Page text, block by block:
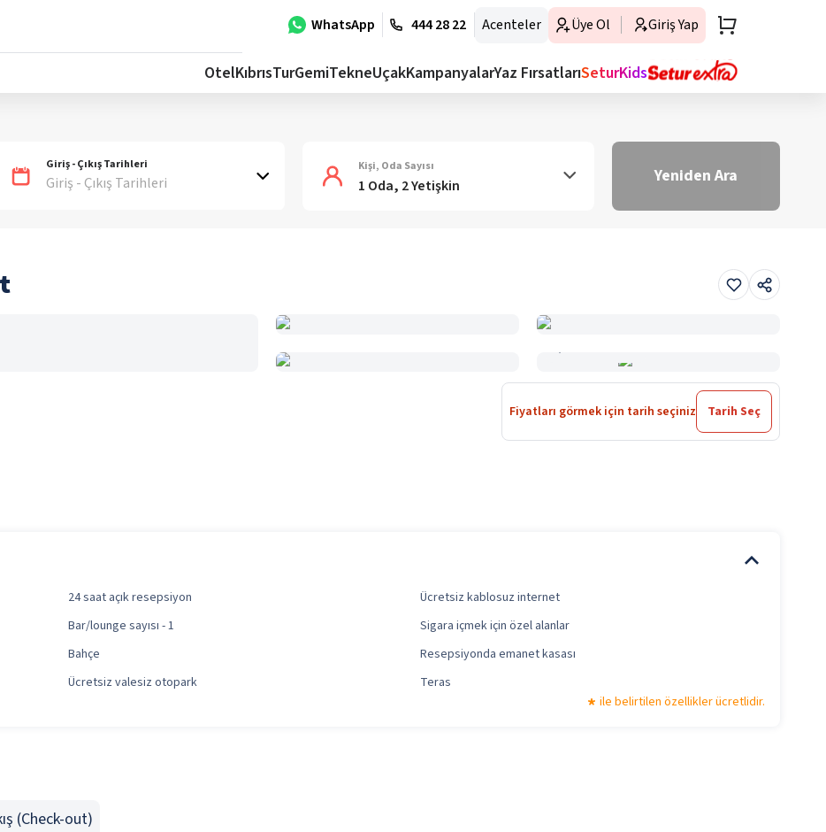
WhatsApp 444 28 22 Acenteler Üye Ol Giriş Yap
OtelKıbrısTurGemiTekneUçakKampanyalarYaz FırsatlarıSeturKids
Giriş - Çıkış Tarihleri
Giriş - Çıkış Tarihleri
Kişi, Oda Sayısı
1 Oda, 2 Yetişkin Yeniden Ara
Fiyatları görmek için tarih seçiniz Tarih Seç
24 saat açık resepsiyon
Ücretsiz kablosuz internet
Bar/lounge sayısı - 1
Sigara içmek için özel alanlar
Bahçe
Resepsiyonda emanet kasası
Ücretsiz valesiz otopark
Teras
ile belirtilen özellikler ücretlidir.
(Check-out)